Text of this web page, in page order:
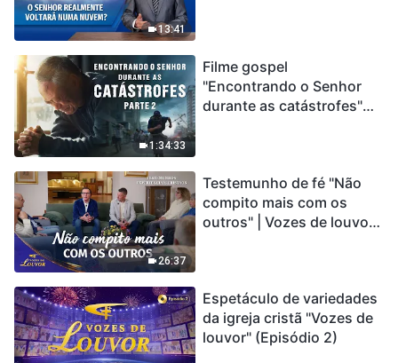
13:41
1:34:33
Filme gospel
"Encontrando o Senhor
durante as catástrofes"
catástrofes ccontecem, a
humanidade está
entrando em contagem
26:37
Testemunho de fé "Não
compito mais com os
outros" | Vozes de louvor
Espetáculo de variedades
da igreja cristã "Vozes de
louvor" (Episódio 2)